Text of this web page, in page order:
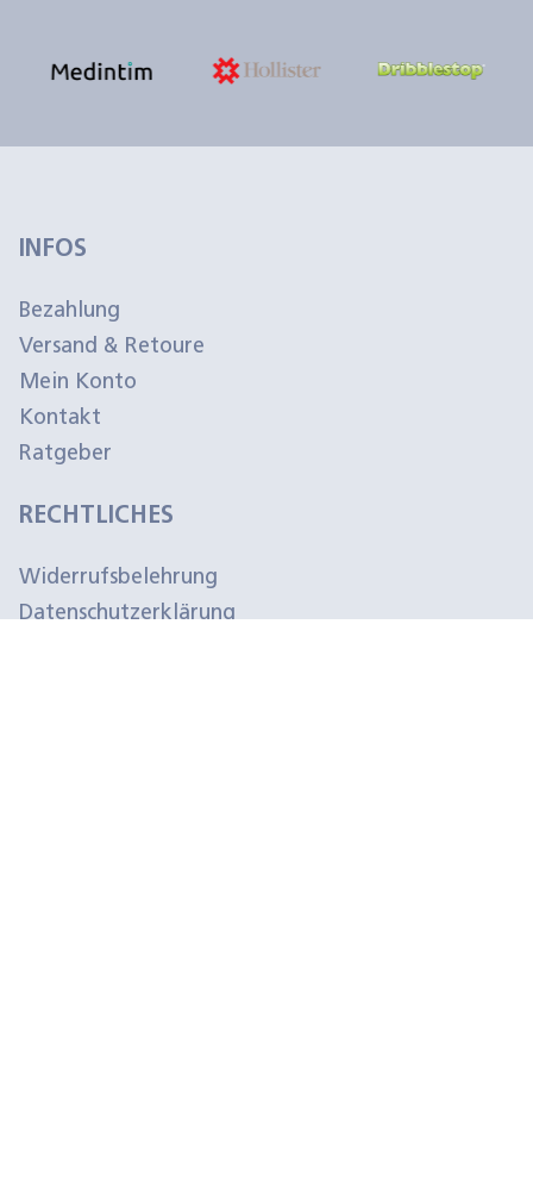
INFOS
Bezahlung
Versand & Retoure
Mein Konto
Kontakt
Ratgeber
RECHTLICHES
Widerrufsbelehrung
Datenschutzerklärung